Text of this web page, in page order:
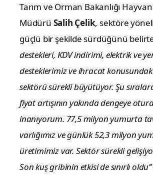
Tarım ve Orman Bakanlığı
Müdürü Salih Çelik, sektöre
güçlü bir şekilde sürdüğünü
destekleri, KDV indirimi, elektrik ve
desteklerimiz ve ihracat
sektörü sürekli büyütüyor. Şu
fiyat artışının yakında dengeye
inanıyorum. 77,5 milyon yumurta
varlığımız ve günlük 52,3 milyon
üretimimiz var. Sektör sürekli
Son kuş gribinin etkisi de sınırlı oldu”